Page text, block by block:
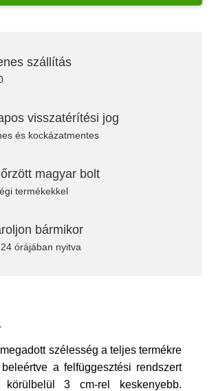
szállítás
visszatérítési jog
és kockázatmentes
magyar bolt
termékekkel
bármikor
órájában nyitva
szélesség a teljes termékre
a felfüggesztési rendszert
3 cm-rel keskenyebb.